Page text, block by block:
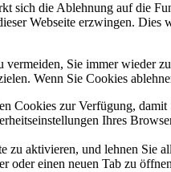
die Ablehnung auf die
Webseite erzwingen.
Sie immer wieder
Wenn Sie Cookies
Cookies zur Verfügung,
Ihres
aktivieren, und lehnen Sie
oder einen neuen Tab zu